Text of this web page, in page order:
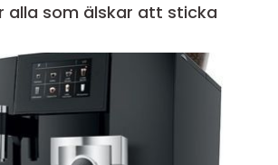
alla som älskar att sticka